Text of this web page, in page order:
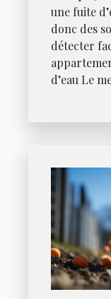
une fuite
donc des
détecter
d’eau Le